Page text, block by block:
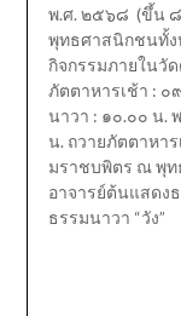
พ.ศ. ๒๕๖๘ (ขึ้น ๘
พุทธศาสนิกชนทั้ง
กิจกรรมภายในวั
ภัตตาหารเช้า : ๐
นาวา : ๑๐.๐๐ น.
น. ถวายภัตตาหา
มราชบพิตร ณ พุท
อาจารย์ต้นแสดง
ธรรมนาวา “วัง”